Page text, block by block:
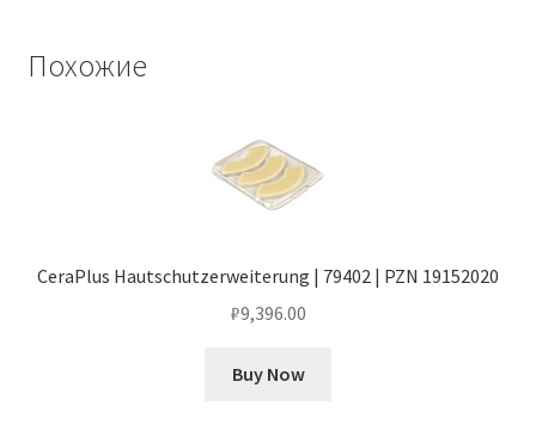
Похожие
CeraPlus Hautschutzerweiterung | 79402 | PZN 19152020
₽9,396.00
Buy Now